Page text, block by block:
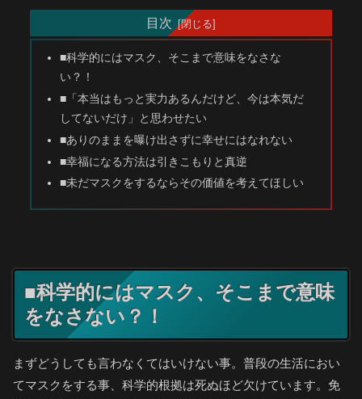
目次
■科学的にはマスク、そこまで意味をなさな
い？！
■「本当はもっと実力あるんだけど、今は本気だ
してないだけ」と思わせたい
■ありのままを曝け出さずに幸せにはなれない
■幸福になる方法は引きこもりと真逆
■未だマスクをするならその価値を考えてほしい
■科学的にはマスク、そこまで意味
をなさない？！
まずどうしても言わなくてはいけない事。普段の生活におい
てマスクをする事、科学的根拠は死ぬほど欠けています。免